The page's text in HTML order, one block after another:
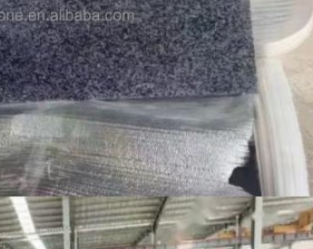
একটি বার্তা রেখে যান
শীঘ্রই আপনাকে আবার কল করব!